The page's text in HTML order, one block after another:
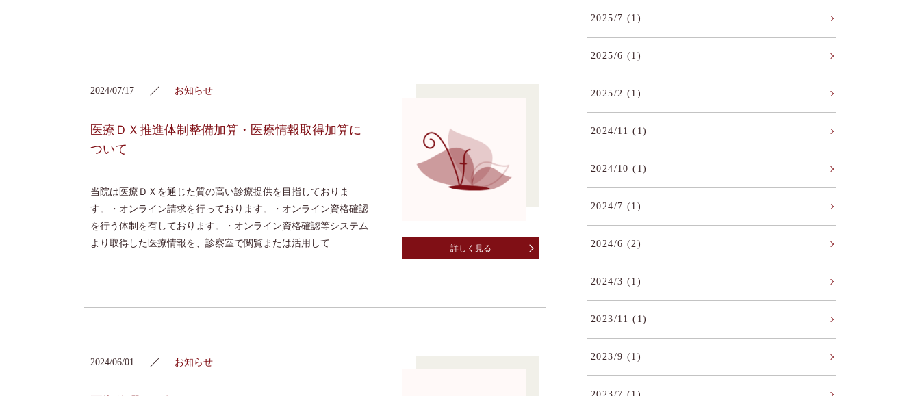
2024/07/17 お知らせ
医療ＤＸ推進体制整備加算・医療情報取得加算に
ついて
当院は医療ＤＸを通じた質の高い診療提供を目指しておりま
す。・オンライン請求を行っております。・オンライン資格確認
を行う体制を有しております。・オンライン資格確認等システム
より取得した医療情報を、診察室で閲覧または活用して...
詳しく見る
2024/06/01 お知らせ
2025/7 (1)
2025/6 (1)
2025/2 (1)
2024/11 (1)
2024/10 (1)
2024/7 (1)
2024/6 (2)
2024/3 (1)
2023/11 (1)
2023/9 (1)